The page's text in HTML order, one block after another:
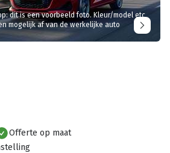
dit is een voorbeeld foto. Kleur/model etc
mogelijk af van de werkelijke auto
Offerte op maat